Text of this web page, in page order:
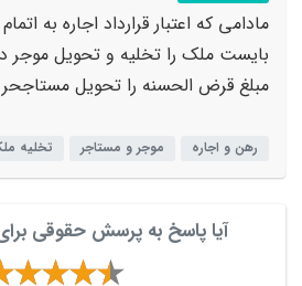
مادامی که اعتبار قرارداد اجاره به
بایست ملک را تخلیه و تحویل موجر
مبلغ قرض الحسنه را تحویل
رهن و اجاره موجر و مستاجر تخلیه
آیا پاسخ به پرسش حقوقی